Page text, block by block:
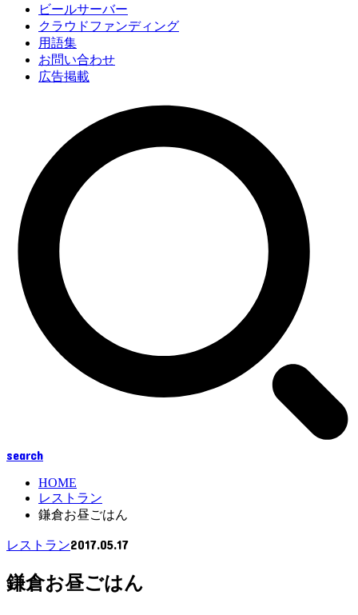
ビールサーバー
クラウドファンディング
用語集
お問い合わせ
広告掲載
search
HOME
レストラン
鎌倉お昼ごはん
レストラン2017.05.17
鎌倉お昼ごはん